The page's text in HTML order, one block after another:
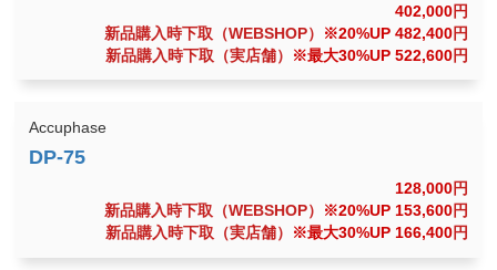
402,000円
新品購入時下取（WEBSHOP）
※20%UP 482,400円
新品購入時下取（実店舗）
※最大30%UP 522,600円
Accuphase
128,000円
新品購入時下取（WEBSHOP）
※20%UP 153,600円
新品購入時下取（実店舗）
※最大30%UP 166,400円